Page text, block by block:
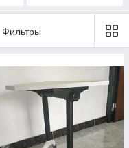
Фильтры